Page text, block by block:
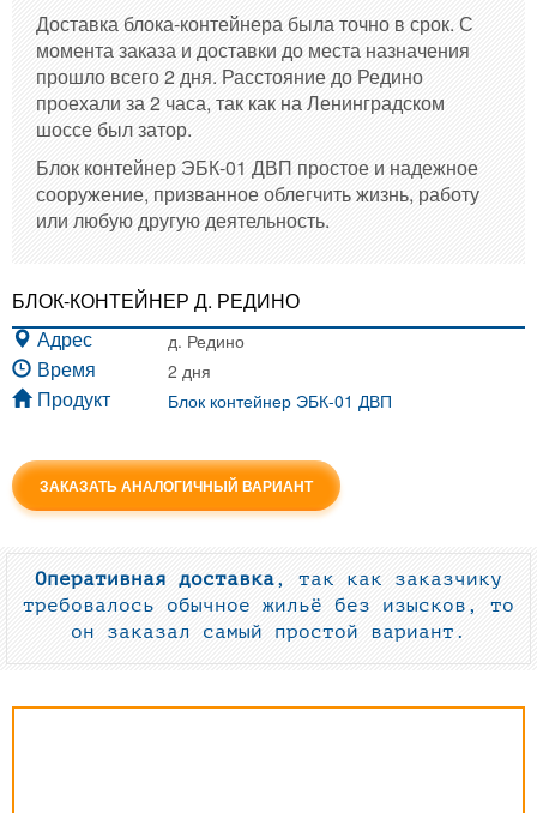
Доставка блока-контейнера была точно в срок. С
момента заказа и доставки до места назначения
прошло всего 2 дня. Расстояние до Редино
проехали за 2 часа, так как на Ленинградском
шоссе был затор.
Блок контейнер ЭБК-01 ДВП простое и надежное
сооружение, призванное облегчить жизнь, работу
или любую другую деятельность.
БЛОК-КОНТЕЙНЕР Д. РЕДИНО
Адрес д. Редино
Время 2 дня
Продукт Блок контейнер ЭБК-01 ДВП
ЗАКАЗАТЬ АНАЛОГИЧНЫЙ ВАРИАНТ
Оперативная доставка, так как заказчику
требовалось обычное жильё без изысков, то
он заказал самый простой вариант.